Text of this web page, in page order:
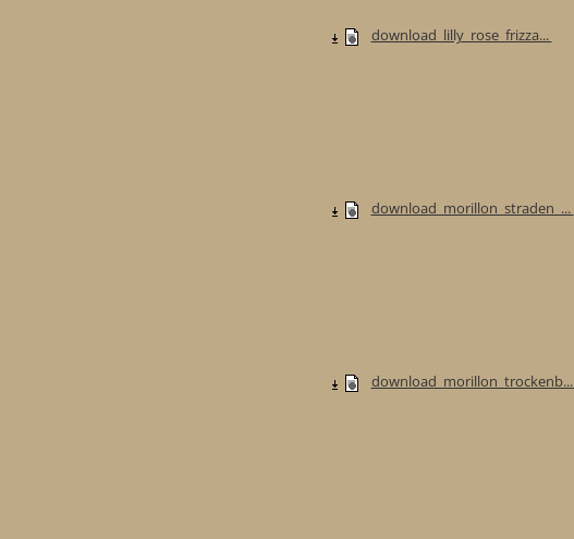
download_lilly_rose_frizza...
download_morillon_straden_...
download_morillon_trockenb...